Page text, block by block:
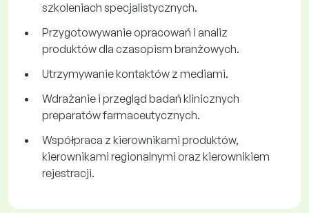
szkoleniach specjalistycznych.
Przygotowywanie opracowań i analiz
produktów dla czasopism branżowych.
Utrzymywanie kontaktów z mediami.
Wdrażanie i przegląd badań klinicznych
preparatów farmaceutycznych.
Współpraca z kierownikami produktów,
kierownikami regionalnymi oraz kierownikiem
rejestracji.